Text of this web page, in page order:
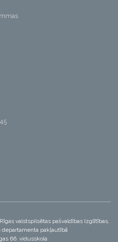
valstspilsētas pašvaldības Izglītības,
pakļautībā
66. vidusskola